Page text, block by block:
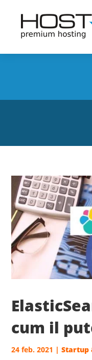
cum il
24 feb. 2021 |Startup